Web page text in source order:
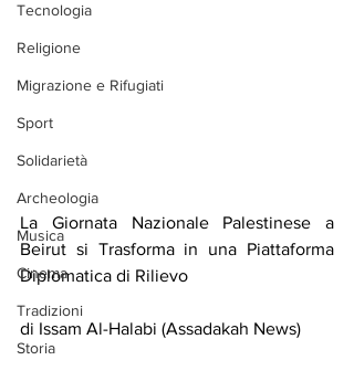
Tecnologia
Religione
Migrazione e Rifugiati
Sport
Solidarietà
Archeologia
Musica
Cinema
Tradizioni
Storia
La Giornata Nazionale Palestinese a
Beirut si Trasforma in una Piattaforma
Diplomatica di Rilievo
di Issam Al-Halabi (Assadakah News)